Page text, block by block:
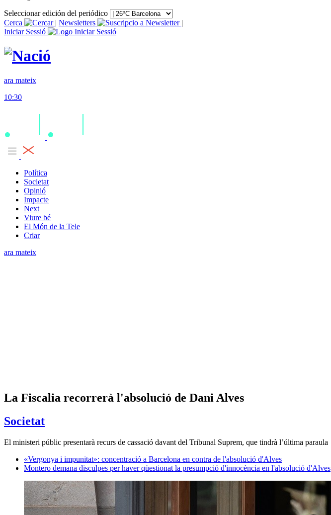
Seleccionar edición del periódico
Cerca
| Newsletters
|
Iniciar Sessió
ara mateix
10:30
Política
Societat
Opinió
Impacte
Next
Viure bé
El Món de la Tele
Criar
ara mateix
La Fiscalia recorrerà l'absolució de Dani Alves
Societat
El ministeri públic presentarà recurs de cassació davant del Tribunal Suprem, que tindrà l’última paraula
«Vergonya i impunitat»: concentració a Barcelona en contra de l'absolució d'Alves
Montero demana disculpes per haver qüestionat la presumpció d'innocència en l'absolució d'Alves